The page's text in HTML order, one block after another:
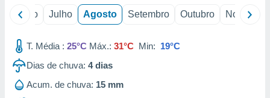
Junho Julho Agosto Setembro Outubro Novembro
T. Média : 25°C Máx.: 31°C Min: 19°C
Dias de chuva: 4dias
Acum. de chuva: 15 mm